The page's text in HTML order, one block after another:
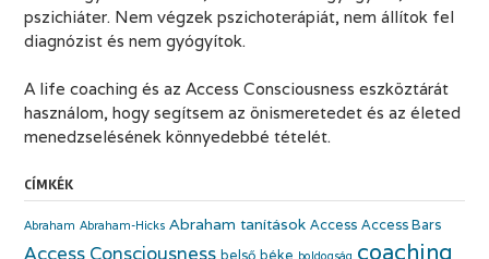
pszichiáter. Nem végzek pszichoterápiát, nem állítok fel
diagnózist és nem gyógyítok.
A life coaching és az Access Consciousness eszköztárát
használom, hogy segítsem az önismeretedet és az életed
menedzselésének könnyedebbé tételét.
CÍMKÉK
Abraham Abraham-Hicks Abraham tanítások Access Access Bars
Access Consciousness belső béke boldogság coaching